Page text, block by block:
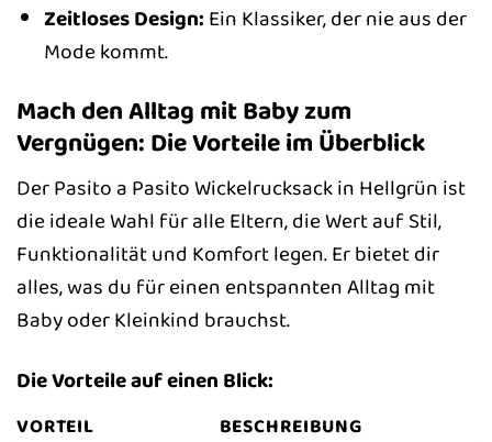
Zeitloses Design: Ein Klassiker, der nie aus der
Mode kommt.
Mach den Alltag mit Baby zum
Vergnügen: Die Vorteile im Überblick
Der Pasito a Pasito Wickelrucksack in Hellgrün ist
die ideale Wahl für alle Eltern, die Wert auf Stil,
Funktionalität und Komfort legen. Er bietet dir
alles, was du für einen entspannten Alltag mit
Baby oder Kleinkind brauchst.
Die Vorteile auf einen Blick:
VORTEIL BESCHREIBUNG